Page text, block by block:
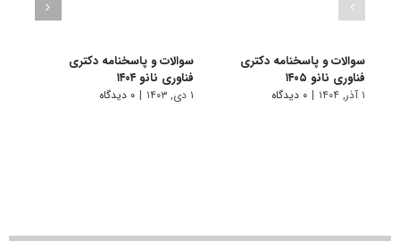
سوالات و پاسخنامه دکتری
فناوری نانو ۱۴۰۵
۱ آذر, ۱۴۰۴ | ۰ دیدگاه
سوالات و پاسخنامه دکتری
فناوری نانو ۱۴۰۴
۱ دی, ۱۴۰۳ | ۰ دیدگاه